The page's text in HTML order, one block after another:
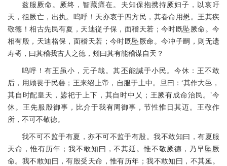
兹服厥命。厥终，智藏瘝在。夫知保抱携持厥妇子，以哀吁
天，徂厥亡，出执。呜呼！天亦哀于四方民，其眷命用懋。王其疾
敬德！相古先民有夏，天迪従子保，面稽天若；今时既坠厥命。今
相有殷，天迪格保，面稽天若；今时既坠厥命。今冲子嗣，则无遗
寿耇，曰其稽我古人之德，矧曰其有能稽谋自天？
呜呼！有王虽小，元子哉。其丕能諴于小民。今休：王不敢
后，用顾畏于民碞；王来绍上帝，自服于土中。旦曰：‘其作大邑，
其自时配皇天，毖祀于上下，其自时中乂；王厥有成命治民。’今
休。王先服殷御事，比介于我有周御事，节性惟日其迈。王敬作
所，不可不敬德。
我不可不监于有夏，亦不可不监于有殷。我不敢知曰，有夏服
天命，惟有历年；我不敢知曰，不其延。惟不敬厥德，乃早坠厥
命。我不敢知曰，有殷受天命，惟有历年；我不敢知曰，不其延。